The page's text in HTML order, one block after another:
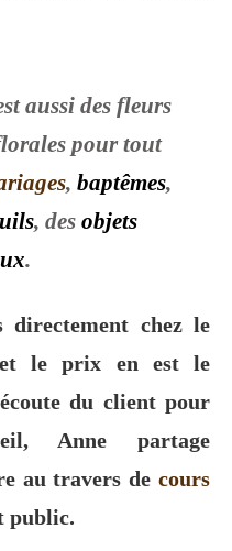
aussi des fleurs
pour tout
, baptêmes,
, des objets
.
directement chez le
le prix en est le
du client pour
Anne partage
au travers de cours
public.